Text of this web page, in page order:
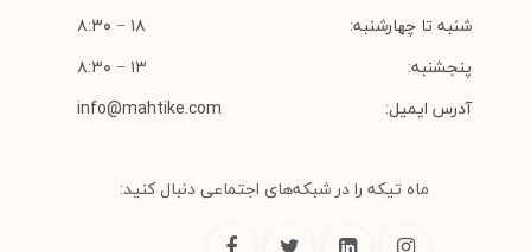
شنبه تا چهارشنبه:
۱۸ − ۸:۳۰
پنجشنبه:
۱۳ − ۸:۳۰
آدرس ایمیل:
info@mahtike.com
ماه تیکه را در شبکه‌های اجتماعی دنبال کنید: